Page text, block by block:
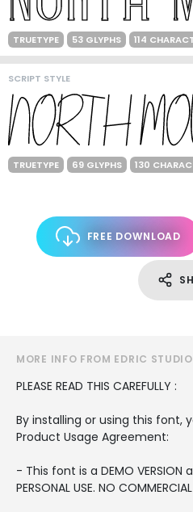
TRUETYPE 53 GLYPHS 114
SCRIPT STYLE
TRUETYPE 69 GLYPHS 130
FREE DOWNLOAD
MORE INFO FROM EDRIC STUDIO
PLEASE READ THIS CAREFULLY :
By installing or using this font,
Product Usage Agreement:
- This font is a DEMO VERSION
PERSONAL USE. NO